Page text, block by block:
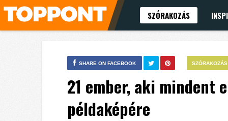
SZÓRAKOZÁS
SZÓRAKOZÁS
SHARE ON FACEBOOK
21 ember, aki mindent
példaképére